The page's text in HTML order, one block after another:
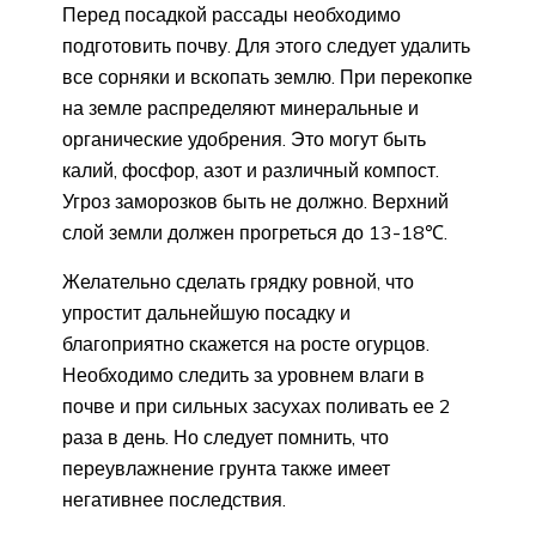
Перед посадкой рассады необходимо
подготовить почву. Для этого следует удалить
все сорняки и вскопать землю. При перекопке
на земле распределяют минеральные и
органические удобрения. Это могут быть
калий, фосфор, азот и различный компост.
Угроз заморозков быть не должно. Верхний
слой земли должен прогреться до 13-18℃.
Желательно сделать грядку ровной, что
упростит дальнейшую посадку и
благоприятно скажется на росте огурцов.
Необходимо следить за уровнем влаги в
почве и при сильных засухах поливать ее 2
раза в день. Но следует помнить, что
переувлажнение грунта также имеет
негативнее последствия.